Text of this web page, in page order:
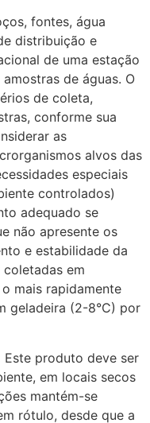
fontes, água
distribuição e
de uma estação
de águas. O
de coleta,
conforme sua
as
alvos das
especiais
controlados)
adequado se
não apresente os
e estabilidade da
em
mais rapidamente
geladeira (2-8°C) por
Este produto deve ser
em locais secos
mantém-se
rótulo, desde que a